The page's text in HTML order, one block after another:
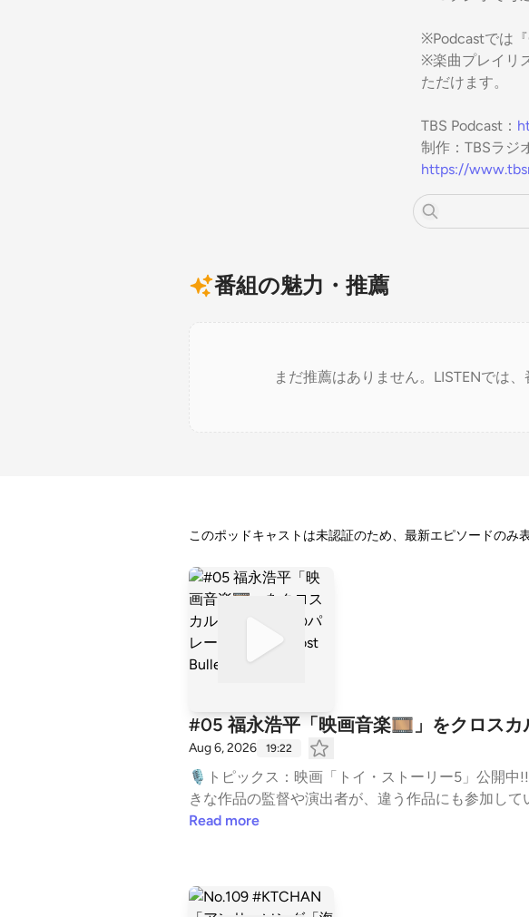
※Podcastでは
※楽曲プレイリ
ただけます。
TBS Podcast：
制作：TBSラジ
https://
番組の魅力・推薦
まだ推薦はありません。LISTENでは
このポッドキャストは未認証のため、最新エピソードのみ
#05 福永浩平「映画音楽🎞️」をクロスカ
Aug 6, 2026 19:22
🎙️トピックス：映画「トイ・ストーリー5」公開
きな作品の監督や演出者が、違う作品にも参加し
曲家に注目！🎙️音楽にも注目しながら 知ってる作品にも触れてみてください 🎙️Cross
トラ＞ Dexter's Tune（デクスター・ゴードンのチ
（とうもろこし畑での追跡）/ Hans Zimmer（「イ
Read more